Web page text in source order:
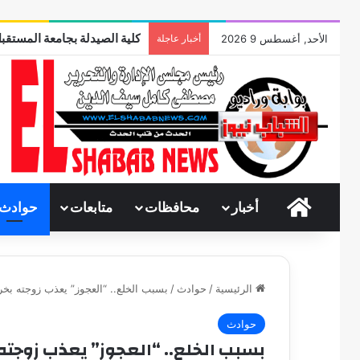
الأحد, أغسطس 9 2026 أخبار عاجلة كلية الصيدلة بجامعة
الرئيسية
أخبار محافظات متابعات
الرئيسية / حوادث / بسبب الخلع.. “العجوز” يعذب زوجته
حوادث
بسبب الخلع.. “العجوز” يعذب